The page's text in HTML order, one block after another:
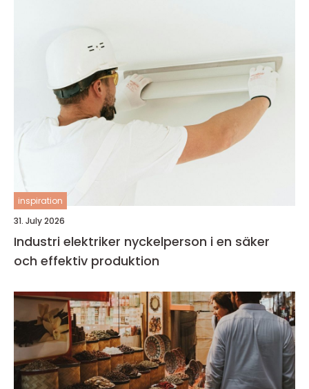
inspiration
31. July 2026
Industri elektriker nyckelperson i en säker
och effektiv produktion